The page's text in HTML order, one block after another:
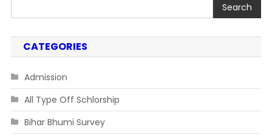
Search
CATEGORIES
Admission
All Type Off Schlorship
Bihar Bhumi Survey